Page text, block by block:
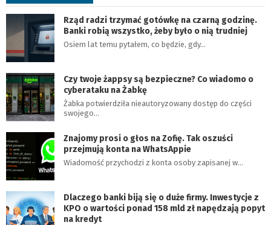
Rząd radzi trzymać gotówkę na czarną godzinę.
Banki robią wszystko, żeby było o nią trudniej
Osiem lat temu pytałem, co będzie, gdy…
Czy twoje żappsy są bezpieczne? Co wiadomo o
cyberataku na Żabkę
Żabka potwierdziła nieautoryzowany dostęp do części
swojego…
Znajomy prosi o głos na Zofię. Tak oszuści
przejmują konta na WhatsAppie
Wiadomość przychodzi z konta osoby zapisanej w…
Dlaczego banki biją się o duże firmy. Inwestycje z
KPO o wartości ponad 158 mld zł napędzają popyt
na kredyt